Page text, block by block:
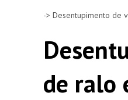
-> Desentupimento de
de ralo